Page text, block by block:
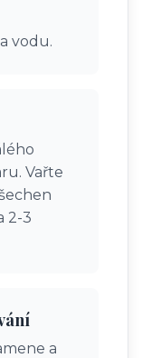
vodu.
Vařte
2-3
a